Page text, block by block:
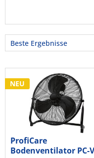
NEU
ProfiCare
Bodenventilator PC-